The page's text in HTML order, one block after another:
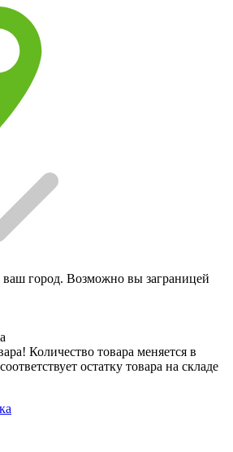
ваш город. Возможно вы заграницей
Количество товара меняется в
остатку товара на складе